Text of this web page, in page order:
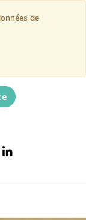
LinkedIn
de